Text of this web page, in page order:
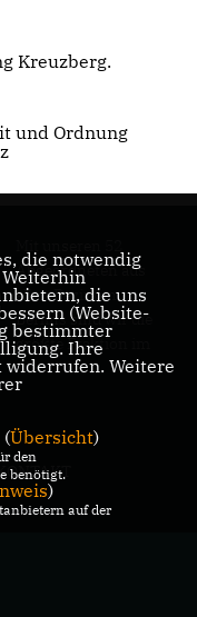
Kreuzberg.
und Ordnung
Abgeordneten aus
allen Bezirken
Berlins sind wir die
größte Fraktion im
die notwendig
die uns
(Website-
bestimmter
Ihre
Weitere
(Übersicht)
den
benötigt.
)
auf der